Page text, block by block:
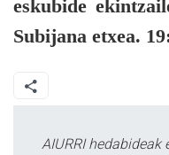
eskubide
Subijana etxea.
AIURRI